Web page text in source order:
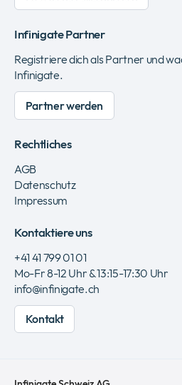
Infinigate Partner
Registriere dich als Partner und
Infinigate.
Partner werden
Rechtliches
AGB
Datenschutz
Impressum
Kontaktiere uns
+41 41 799 01 01
Mo-Fr 8-12 Uhr & 13:15-17:30 Uhr
info@infinigate.ch
Kontakt